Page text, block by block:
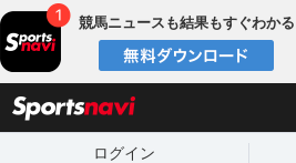
競馬ニュースも結果もすぐわかる
ログイン